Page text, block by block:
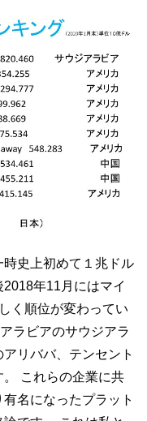
史上初めて１兆ドル
年11月にはマイ
く順位が変わってい
ラビアのサウジアラ
リババ、テンセント
これらの企業に共
名になったプラット